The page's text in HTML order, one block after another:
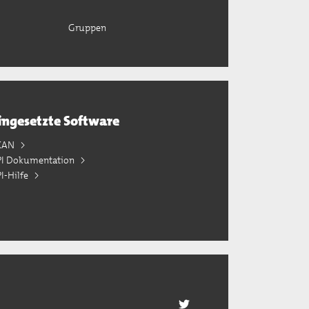
Gruppen
Software
Dokumentation
Hilfe